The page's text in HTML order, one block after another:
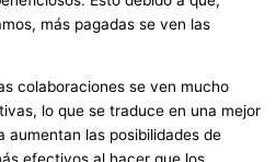
más pagadas se ven las
colaboraciones se ven mucho
lo que se traduce en una mejor
aumentan las posibilidades de